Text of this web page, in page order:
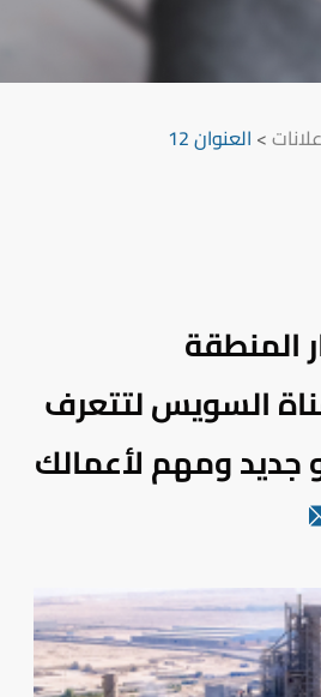
> العنوان 12
المنطقة
السويس لتتعرف
ومهم لأعمالك